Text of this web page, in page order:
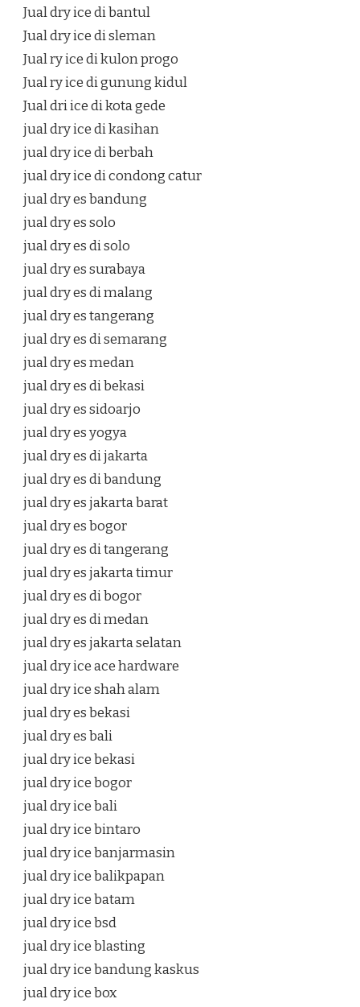
Jual dry ice di bantul
Jual dry ice di sleman
Jual ry ice di kulon progo
Jual ry ice di gunung kidul
Jual dri ice di kota gede
jual dry ice di kasihan
jual dry ice di berbah
jual dry ice di condong catur
jual dry es bandung
jual dry es solo
jual dry es di solo
jual dry es surabaya
jual dry es di malang
jual dry es tangerang
jual dry es di semarang
jual dry es medan
jual dry es di bekasi
jual dry es sidoarjo
jual dry es yogya
jual dry es di jakarta
jual dry es di bandung
jual dry es jakarta barat
jual dry es bogor
jual dry es di tangerang
jual dry es jakarta timur
jual dry es di bogor
jual dry es di medan
jual dry es jakarta selatan
jual dry ice ace hardware
jual dry ice shah alam
jual dry es bekasi
jual dry es bali
jual dry ice bekasi
jual dry ice bogor
jual dry ice bali
jual dry ice bintaro
jual dry ice banjarmasin
jual dry ice balikpapan
jual dry ice batam
jual dry ice bsd
jual dry ice blasting
jual dry ice bandung kaskus
jual dry ice box